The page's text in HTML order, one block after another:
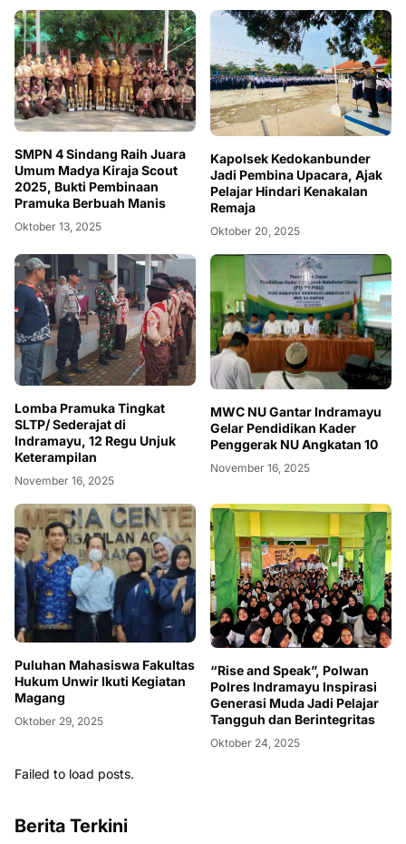
SMPN 4 Sindang Raih Juara
Umum Madya Kiraja Scout
2025, Bukti Pembinaan
Pramuka Berbuah Manis
Oktober 13, 2025
Kapolsek Kedokanbunder
Jadi Pembina Upacara, Ajak
Pelajar Hindari Kenakalan
Remaja
Oktober 20, 2025
Lomba Pramuka Tingkat
SLTP/ Sederajat di
Indramayu, 12 Regu Unjuk
Keterampilan
November 16, 2025
MWC NU Gantar Indramayu
Gelar Pendidikan Kader
Penggerak NU Angkatan 10
November 16, 2025
Puluhan Mahasiswa Fakultas
Hukum Unwir Ikuti Kegiatan
Magang
Oktober 29, 2025
“Rise and Speak”, Polwan
Polres Indramayu Inspirasi
Generasi Muda Jadi Pelajar
Tangguh dan Berintegritas
Oktober 24, 2025
Failed to load posts.
Berita Terkini